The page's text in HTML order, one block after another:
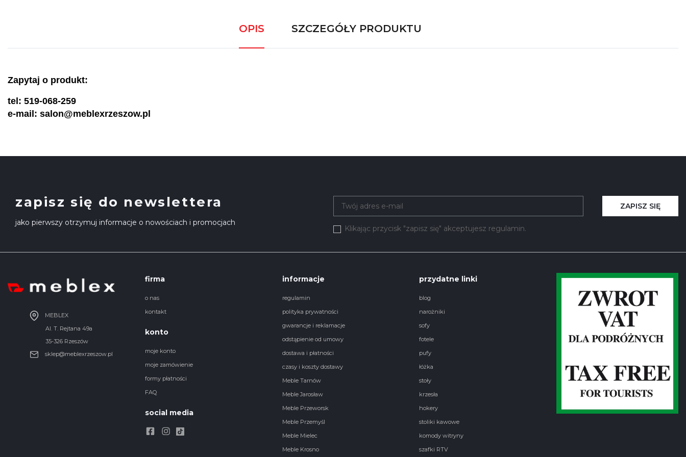
OPIS SZCZEGÓŁY PRODUKTU
Zapytaj o produkt:
tel: 519-068-259
e-mail: salon@meblexrzeszow.pl
zapisz się do newslettera
jako pierwszy otrzymuj informacje o nowościach i promocjach
Klikając przycisk "zapisz się" akceptujesz regulamin.
ZAPISZ SIĘ
MEBLEX
Al. T. Rejtana 49a
35-326 Rzeszów
sklep@meblexrzeszow.pl
firma
o nas
kontakt
konto
moje konto
moje zamówienie
formy płatności
FAQ
social media
informacje
regulamin
polityka prywatności
gwarancje i reklamacje
odstąpienie od umowy
dostawa i płatności
czasy i koszty dostawy
Meble Tarnów
Meble Jarosław
Meble Przeworsk
Meble Przemyśl
Meble Mielec
Meble Krosno
przydatne linki
blog
narożniki
sofy
fotele
pufy
łóżka
stoły
krzesła
hokery
stoliki kawowe
komody witryny
szafki RTV